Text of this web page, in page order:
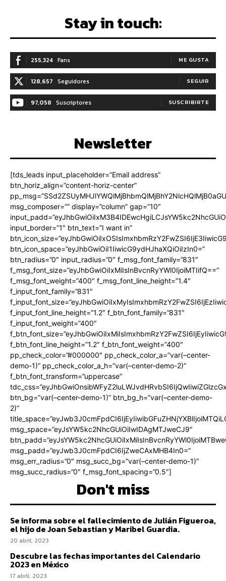
Stay in touch:
255,324 Fans ME GUSTA
128,657 Seguidores SEGUIR
97,058 Suscriptores SUSCRIBIRTE
Newsletter
[tds_leads input_placeholder=”Email address”
btn_horiz_align=”content-horiz-center”
msg_composer=”” display=”column” gap=”10″
input_border=”1″ btn_text=”I want in”
btn_icon_space=”eyJhbGwiOiI1IiwicG9ydHJhaXQiOiIzIn0=”
btn_radius=”0″ input_radius=”0″ f_msg_font_family=”831″
f_msg_font_size=”eyJhbGwiOiIxMiIsInBvcnRyYWl0IjoiMTIifQ==”
f_msg_font_weight=”400″ f_msg_font_line_height=”1.4″
f_input_font_family=”831″
f_input_font_line_height=”1.2″ f_btn_font_family=”831″
f_input_font_weight=”400″
f_btn_font_line_height=”1.2″ f_btn_font_weight=”400″
pp_check_color=”#000000″ pp_check_color_a=”var(–center-
demo-1)” pp_check_color_a_h=”var(–center-demo-2)”
f_btn_font_transform=”uppercase”
btn_bg=”var(–center-demo-1)” btn_bg_h=”var(–center-demo-
2)”
msg_space=”eyJsYW5kc2NhcGUiOiIwIDAgMTJweCJ9″
msg_padd=”eyJwb3J0cmFpdCI6IjZweCAxMHB4In0=”
msg_err_radius=”0″ msg_succ_bg=”var(–center-demo-1)”
msg_succ_radius=”0″ f_msg_font_spacing=”0.5″]
Don't miss
Se informa sobre el fallecimiento de Julián Figueroa,
el hijo de Joan Sebastian y Maribel Guardia.
20 abril, 2023
Descubre las fechas importantes del Calendario
2023 en México
17 abril, 2023